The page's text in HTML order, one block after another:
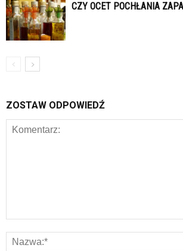
CZY OCET POCHŁANIA
ZOSTAW ODPOWIEDŹ